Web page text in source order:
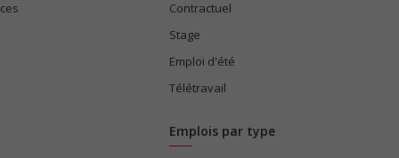
Contractuel
Stage
Emploi d'été
Télétravail
Emplois par type